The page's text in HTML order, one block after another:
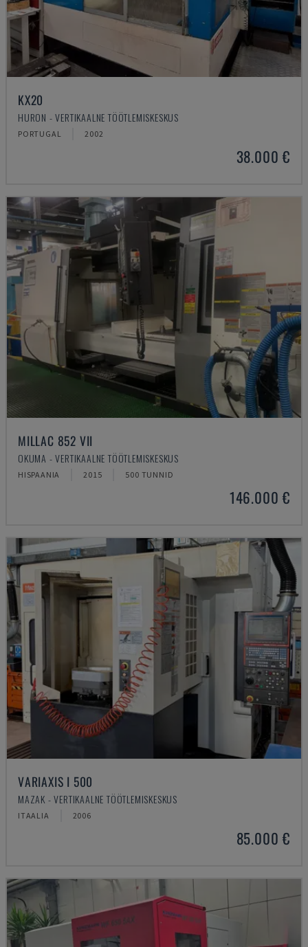
KX20
HURON - VERTIKAALNE TÖÖTLEMISKESKUS
PORTUGAL 2002
38.000 €
MILLAC 852 VII
OKUMA - VERTIKAALNE TÖÖTLEMISKESKUS
HISPAANIA 2015 500 TUNNID
146.000 €
VARIAXIS I 500
MAZAK - VERTIKAALNE TÖÖTLEMISKESKUS
ITAALIA 2006
85.000 €